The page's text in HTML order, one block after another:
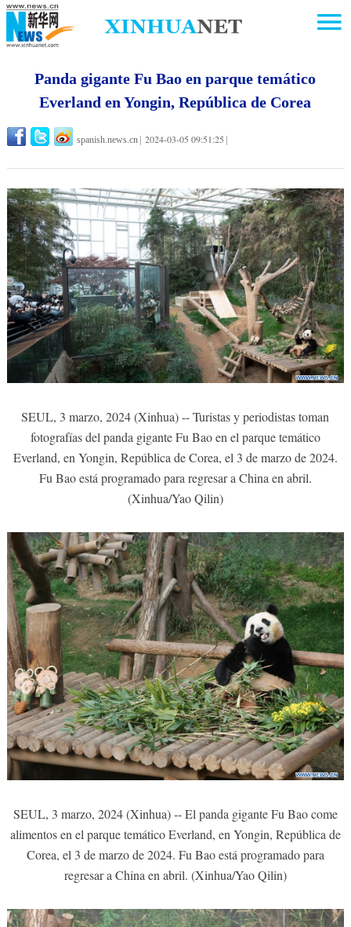
Panda gigante Fu Bao en parque temático
Everland en Yongin, República de Corea
spanish.news.cn 2024-03-05 09:51:25
SEUL, 3 marzo, 2024 (Xinhua) -- Turistas y periodistas toman
fotografías del panda gigante Fu Bao en el parque temático
Everland, en Yongin, República de Corea, el 3 de marzo de 2024.
Fu Bao está programado para regresar a China en abril.
(Xinhua/Yao Qilin)
SEUL, 3 marzo, 2024 (Xinhua) -- El panda gigante Fu Bao come
alimentos en el parque temático Everland, en Yongin, República de
Corea, el 3 de marzo de 2024. Fu Bao está programado para
regresar a China en abril. (Xinhua/Yao Qilin)